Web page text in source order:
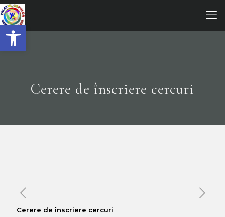
Open toolbar
Cerere de înscriere cercuri
Cerere de înscriere cercuri